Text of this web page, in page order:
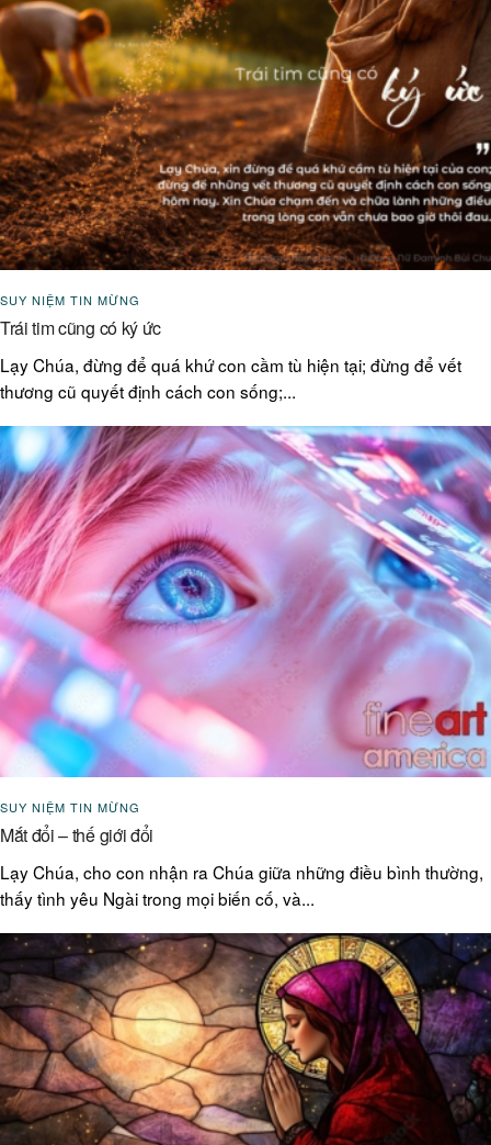
SUY NIỆM TIN MỪNG
Trái tim cũng có ký ức
Lạy Chúa, đừng để quá khứ con cầm tù hiện tại; đừng để vết
thương cũ quyết định cách con sống;...
SUY NIỆM TIN MỪNG
Mắt đổi – thế giới đổi
Lạy Chúa, cho con nhận ra Chúa giữa những điều bình thường,
thấy tình yêu Ngài trong mọi biến cố, và...